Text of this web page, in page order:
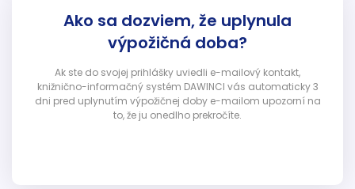
Ako sa dozviem, že uplynula
výpožičná doba?
Ak ste do svojej prihlášky uviedli e-mailový kontakt,
knižnično-informačný systém DAWINCI vás automaticky 3
dni pred uplynutím výpožičnej doby e-mailom upozorní na
to, že ju onedlho prekročíte.